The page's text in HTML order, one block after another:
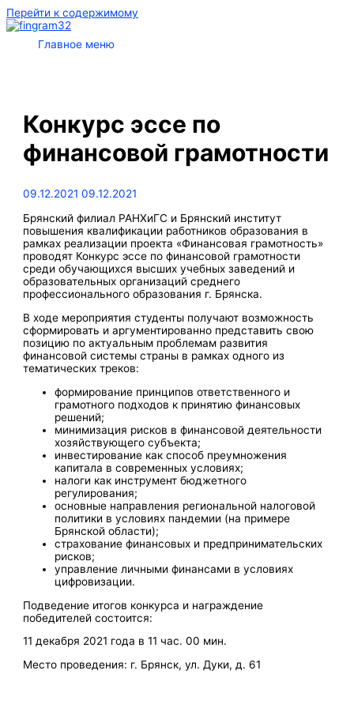
Перейти к содержимому
Главное меню
Конкурс эссе по
финансовой грамотности
09.12.2021 09.12.2021
Брянский филиал РАНХиГС и Брянский институт
повышения квалификации работников образования в
рамках реализации проекта «Финансовая грамотность»
проводят Конкурс эссе по финансовой грамотности
среди обучающихся высших учебных заведений и
образовательных организаций среднего
профессионального образования г. Брянска.
В ходе мероприятия студенты получают возможность
сформировать и аргументированно представить свою
позицию по актуальным проблемам развития
финансовой системы страны в рамках одного из
тематических треков:
формирование принципов ответственного и
грамотного подходов к принятию финансовых
решений;
минимизация рисков в финансовой деятельности
хозяйствующего субъекта;
инвестирование как способ преумножения
капитала в современных условиях;
налоги как инструмент бюджетного
регулирования;
основные направления региональной налоговой
политики в условиях пандемии (на примере
Брянской области);
страхование финансовых и предпринимательских
рисков;
управление личными финансами в условиях
цифровизации.
Подведение итогов конкурса и награждение
победителей состоится:
11 декабря 2021 года в 11 час. 00 мин.
Место проведения: г. Брянск, ул. Дуки, д. 61